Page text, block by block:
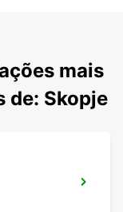
mais
de: Skopje